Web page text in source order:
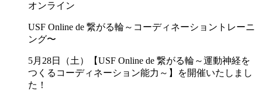
オンライン
USF Online de 繋がる輪～コーディネーショントレーニ
ング〜
5月28日（土）【USF Online de 繋がる輪～運動神経を
つくるコーディネーション能力～】を開催いたしまし
た！